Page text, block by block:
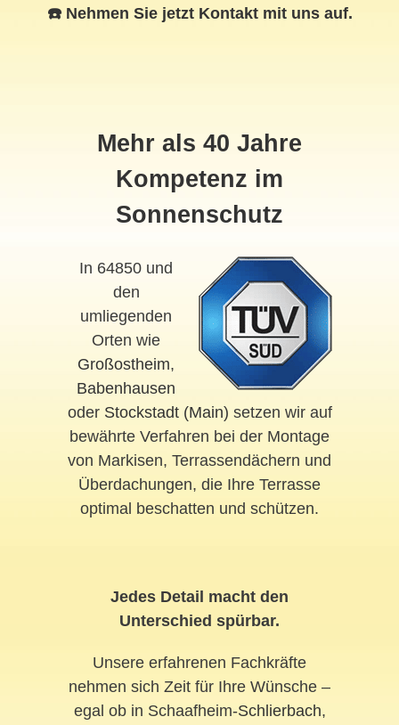
☎️ Nehmen Sie jetzt Kontakt mit uns auf.
Mehr als 40 Jahre
Kompetenz im
Sonnenschutz
In 64850 und
den
umliegenden
Orten wie
Großostheim,
Babenhausen
oder Stockstadt (Main) setzen wir auf
bewährte Verfahren bei der Montage
von Markisen, Terrassendächern und
Überdachungen, die Ihre Terrasse
optimal beschatten und schützen.
Jedes Detail macht den
Unterschied spürbar.
Unsere erfahrenen Fachkräfte
nehmen sich Zeit für Ihre Wünsche –
egal ob in Schaafheim-Schlierbach,